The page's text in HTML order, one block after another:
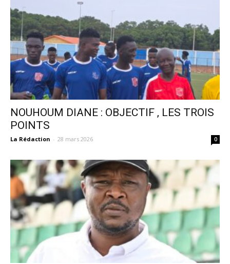
NOUHOUM DIANE : OBJECTIF , LES TROIS
POINTS
La Rédaction - 28 mars 2026 0